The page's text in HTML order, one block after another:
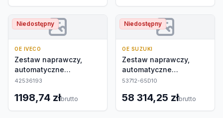
Niedostępny
OE IVECO
Zestaw naprawczy,
automatyczne
nastawianie
42536193
1198,74 złbrutto
Niedostępny
OE SUZUKI
Zestaw naprawczy,
automatyczne
nastawianie
53712-65D10
58 314,25 złbrutto